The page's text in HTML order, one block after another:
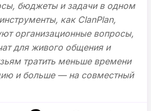
бюджеты и задачи в одном
как ClanPlan,
организационные вопросы,
для живого общения и
тратить меньше времени
и больше — на совместный